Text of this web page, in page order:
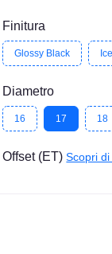
Finitura
Glossy Black
Diametro
16 17 18
Offset (ET)Scopri di